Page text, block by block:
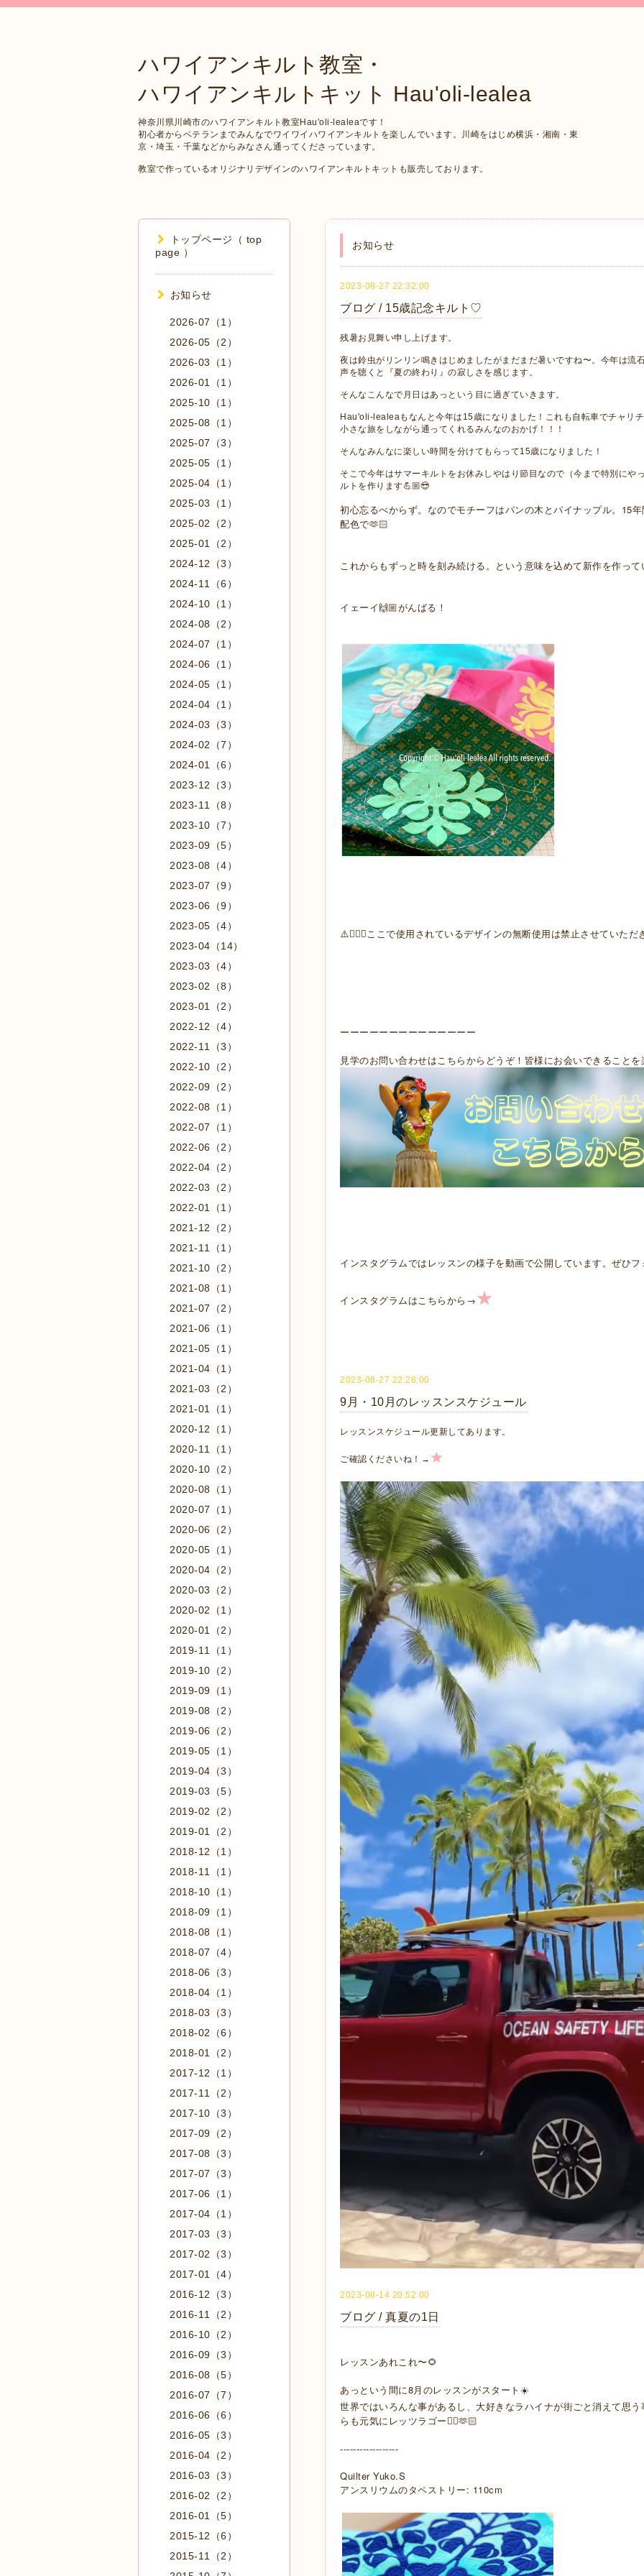
ハワイアンキルト教室・
ハワイアンキルトキット Hau'oli-lealea
神奈川県川崎市のハワイアンキルト教室Hau'oli-lealeaです！
初心者からベテランまでみんなでワイワイハワイアンキルトを楽しんでいます。川崎をはじめ横浜・湘南・東
京・埼玉・千葉などからみなさん通ってくださっています。
教室で作っているオリジナリデザインのハワイアンキルトキットも販売しております。
お知らせ
2023-08-27 22:32:00
ブログ / 15歳記念キルト♡
残暑お見舞い申し上げます。
夜は鈴虫がリンリン鳴きはじめましたがまだまだ暑いですね〜。今年は流
声を聴くと『夏の終わり』の寂しさを感じます。
そんなこんなで月日はあっという目に過ぎていきます。
Hau'oli-lealeaもなんと今年は15歳になりました！これも自転車でチャリ
小さな旅をしながら通ってくれるみんなのおかげ！！！
そんなみんなに楽しい時間を分けてもらって15歳になりました！
そこで今年はサマーキルトをお休みしやはり節目なので（今まで特別にや
ルトを作ります💪🏼😎
初心忘るべからず。なのでモチーフはパンの木とパイナップル。15
配色で🫶🏻
これからもずっと時を刻み続ける。という意味を込めて新作を作っ
イェーイ🙌🏼がんばる！
⚠️🙅🏼‍♀️ここで使用されているデザインの無断使用は禁止させていただ
ーーーーーーーーーーーーーー
見学のお問い合わせはこちらからどうぞ！皆様にお会いできることを
インスタグラムではレッスンの様子を動画で公開しています。ぜひフ
インスタグラムはこちらから →★
2023-08-27 22:28:00
9月・10月のレッスンスケジュール
レッスンスケジュール更新してあります。
ご確認くださいね！→ ★
2023-08-14 20:52:00
ブログ / 真夏の1日
レッスンあれこれ〜🌻
あっという間に8月のレッスンがスタート☀️
世界ではいろんな事があるし、大好きなラハイナが街ごと消えて思
らも元気にレッツラゴー🏃‍♀️🫶🏻
------------------
Quilter Yuko.S
アンスリウムのタペストリー: 110cm
トップページ（ top
page ）
お知らせ
2026-07（1）
2026-05（2）
2026-03（1）
2026-01（1）
2025-10（1）
2025-08（1）
2025-07（3）
2025-05（1）
2025-04（1）
2025-03（1）
2025-02（2）
2025-01（2）
2024-12（3）
2024-11（6）
2024-10（1）
2024-08（2）
2024-07（1）
2024-06（1）
2024-05（1）
2024-04（1）
2024-03（3）
2024-02（7）
2024-01（6）
2023-12（3）
2023-11（8）
2023-10（7）
2023-09（5）
2023-08（4）
2023-07（9）
2023-06（9）
2023-05（4）
2023-04（14）
2023-03（4）
2023-02（8）
2023-01（2）
2022-12（4）
2022-11（3）
2022-10（2）
2022-09（2）
2022-08（1）
2022-07（1）
2022-06（2）
2022-04（2）
2022-03（2）
2022-01（1）
2021-12（2）
2021-11（1）
2021-10（2）
2021-08（1）
2021-07（2）
2021-06（1）
2021-05（1）
2021-04（1）
2021-03（2）
2021-01（1）
2020-12（1）
2020-11（1）
2020-10（2）
2020-08（1）
2020-07（1）
2020-06（2）
2020-05（1）
2020-04（2）
2020-03（2）
2020-02（1）
2020-01（2）
2019-11（1）
2019-10（2）
2019-09（1）
2019-08（2）
2019-06（2）
2019-05（1）
2019-04（3）
2019-03（5）
2019-02（2）
2019-01（2）
2018-12（1）
2018-11（1）
2018-10（1）
2018-09（1）
2018-08（1）
2018-07（4）
2018-06（3）
2018-04（1）
2018-03（3）
2018-02（6）
2018-01（2）
2017-12（1）
2017-11（2）
2017-10（3）
2017-09（2）
2017-08（3）
2017-07（3）
2017-06（1）
2017-04（1）
2017-03（3）
2017-02（3）
2017-01（4）
2016-12（3）
2016-11（2）
2016-10（2）
2016-09（3）
2016-08（5）
2016-07（7）
2016-06（6）
2016-05（3）
2016-04（2）
2016-03（3）
2016-02（2）
2016-01（5）
2015-12（6）
2015-11（2）